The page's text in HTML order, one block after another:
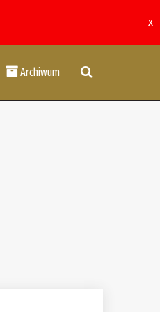
x
Archiwum